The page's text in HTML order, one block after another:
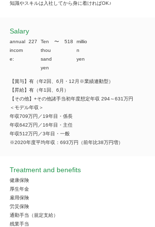
知識やスキルは入社してから身に着ければOK♪
​Salary
annual
incom
e:
227
Ten
thou
sand
yen
​〜 518
millio
n
yen
【賞与】有（年2回、6月・12月※業績連動型）
【昇給】有（年1回、6月）
【その他】+その他諸手当初年度想定年収 294～631万円
＜モデル年収＞
年収709万円／19年目・係長
年収642万円／16年目・主任
年収512万円／3年目・一般
※2020年度平均年収：693万円（前年比38万円増）
Treatment and benefits
健康保険
厚生年金
雇用保険
労災保険
通勤手当（規定支給）
残業手当